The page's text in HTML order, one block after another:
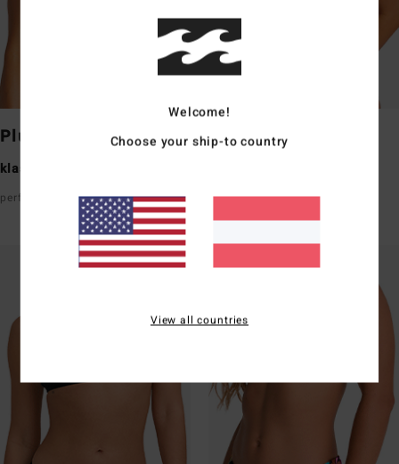
Plunge
klassische Bedeckung
perfekt für eine kleinere Oberweite
Bandeau
perfekt für eine
kleinere/mittelgroße Oberweite
Welcome!
Choose your ship-to country
View all countries